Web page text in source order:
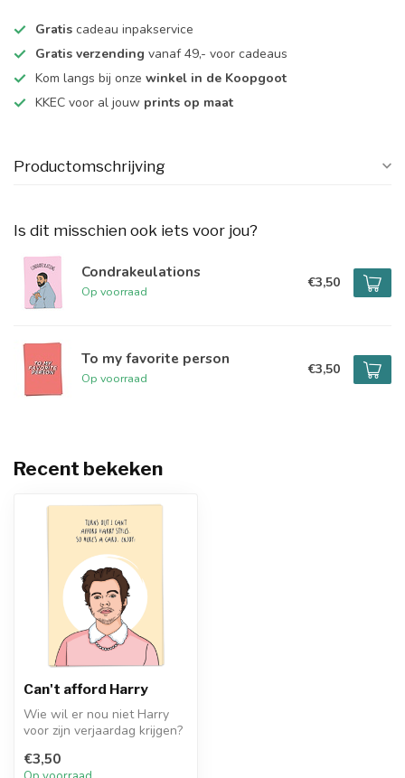
Gratis cadeau inpakservice
Gratis verzending vanaf 49,- voor cadeaus
Kom langs bij onze winkel in de Koopgoot
KKEC voor al jouw prints op maat
Productomschrijving
Is dit misschien ook iets voor jou?
Condrakeulations
Op voorraad
€3,50
To my favorite person
Op voorraad
€3,50
Recent bekeken
Can't afford Harry
Wie wil er nou niet Harry
voor zijn verjaardag krijgen?
€3,50